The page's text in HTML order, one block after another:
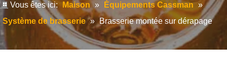
Vous êtes ici: Maison » Équipements Cassman »
Système de brasserie » Brasserie montée sur dérapage